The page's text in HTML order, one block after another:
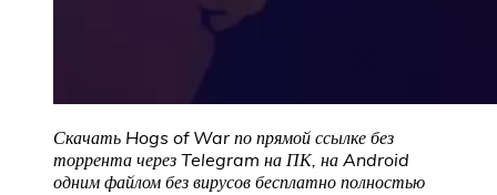
Скачать Hogs of War по прямой ссылке без
торрента через Telegram на ПК, на Android
одним файлом без вирусов бесплатно полностью